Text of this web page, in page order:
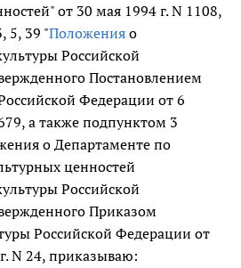
от 30 мая 1994 г. N 1108,
5, 39 "Положения о
Российской
Постановлением
Федерации от 6
а также подпунктом 3
о Департаменте по
ценностей
Российской
Приказом
Российской Федерации от
N 24, приказываю: